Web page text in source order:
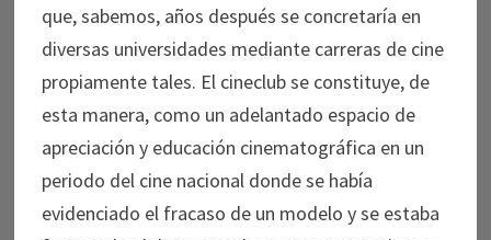
que, sabemos, años después se concretaría en
diversas universidades mediante carreras de cine
propiamente tales. El cineclub se constituye, de
esta manera, como un adelantado espacio de
apreciación y educación cinematográfica en un
periodo del cine nacional donde se había
evidenciado el fracaso de un modelo y se estaba